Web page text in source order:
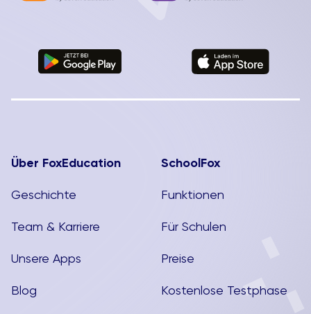
Über FoxEducation
Geschichte
Team & Karriere
Unsere Apps
Blog
SchoolFox
Funktionen
Für Schulen
Preise
Kostenlose Testphase